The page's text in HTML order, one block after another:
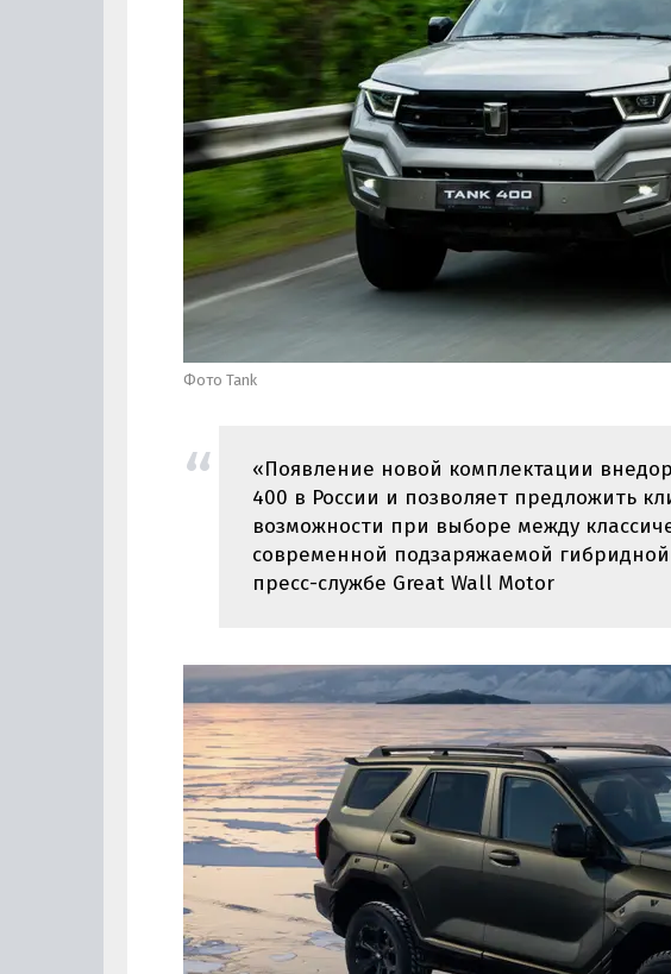
Фото Tank
«Появление новой комплектации
400 в России и позволяет предложить
возможности при выборе между
современной подзаряжаемой
пресс-службе Great Wall Motor